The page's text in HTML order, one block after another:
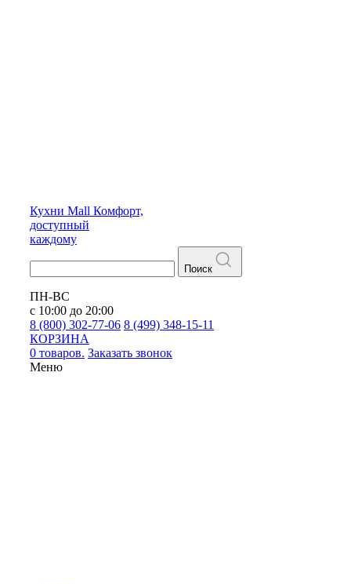
Кухни Mall Комфорт,
доступный
каждому
Поиск
ПН-ВС
с 10:00 до 20:00
8 (800) 302-77-06 8 (499) 348-15-11
КОРЗИНА
0 товаров. Заказать звонок
Меню